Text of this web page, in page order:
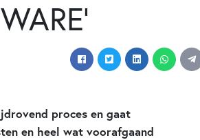
proces en gaat
en heel wat voorafgaand